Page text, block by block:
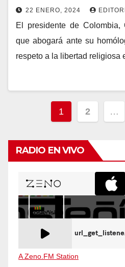
22 ENERO, 2024
El presidente de Colombia,
que abogará ante su
respeto a la libertad religiosa
entradas
1 2 …
RADIO EN VIVO
A Zeno.FM Station